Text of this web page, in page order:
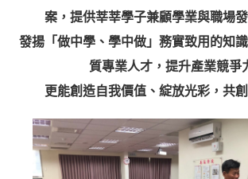
案，提供莘莘學子兼顧學業與職場發
發揚「做中學、學中做」務實致用的知
質專業人才，提升產業競爭
更能創造自我價值、綻放光彩，共